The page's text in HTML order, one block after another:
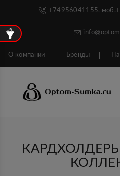
+74956041155,
О компании Бренды